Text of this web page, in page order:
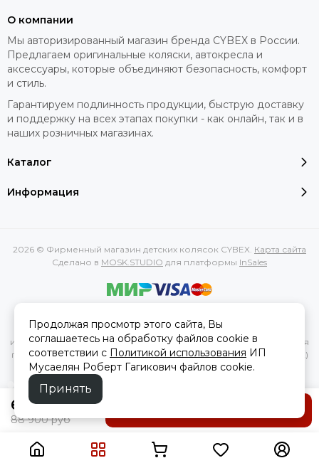
64 000 руб
88 900 руб
Каталог
Информация
О компании
Мы авторизированный магазин бренда CYBEX в России.
Предлагаем оригинальные коляски, автокресла и
аксессуары, которые объединяют безопасность, комфорт
и стиль.
Гарантируем подлинность продукции, быструю доставку
и поддержку на всех этапах покупки - как онлайн, так и в
наших розничных магазинах.
2026 © Фирменный магазин детских колясок CYBEX. Карта сайта
Сделано в MOSK.STUDIO для платформы InSales
характеристик, стоимости товаров и услуг, носит
информационный характер и ни при каких условиях не является
публичной офертой, определяемой положениями Статьи 437(2)
Гражданского кодекса РФ.
Продолжая просмотр этого сайта, Вы
соглашаетесь на обработку файлов cookie в
соответствии с Политикой использования ИП
Мусаелян Роберт Гагикович файлов cookie.
Принять